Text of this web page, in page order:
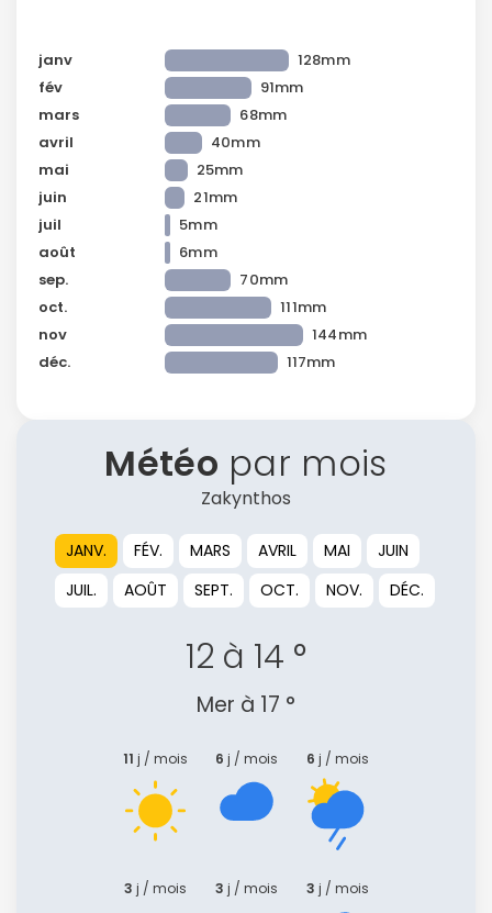
janv
128mm
fév
91mm
mars
68mm
avril
40mm
mai
25mm
juin
21mm
juil
5mm
août
6mm
sep.
70mm
oct.
111mm
nov
144mm
déc.
117mm
Météo par mois
Zakynthos
JANV. FÉV. MARS AVRIL MAI
JUIN
JUIL.
AOÛT SEPT. OCT. NOV. DÉC.
12 à 14 °
Mer à 17 °
11 j / mois 6 j / mois 6 j / mois
3 j / mois 3 j / mois 3 j / mois